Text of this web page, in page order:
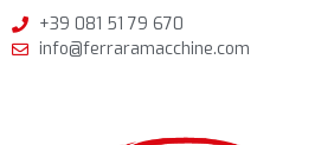
+39 081 51 79 670
info@ferraramacchine.com